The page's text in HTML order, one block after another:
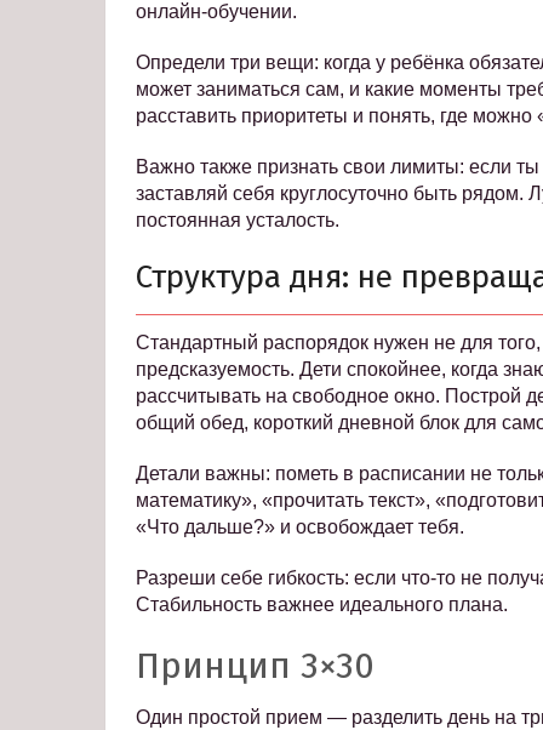
онлайн-обучении.
Определи три вещи: когда у ребёнка
может заниматься сам, и какие моменты
расставить приоритеты и понять, где можно
Важно также признать свои лимиты: если
заставляй себя круглосуточно быть рядом.
постоянная усталость.
Структура дня: не
Стандартный распорядок нужен не для
предсказуемость. Дети спокойнее, когда
рассчитывать на свободное окно. Построй
общий обед, короткий дневной блок для
Детали важны: пометь в расписании не
математику», «прочитать текст»,
«Что дальше?» и освобождает тебя.
Разреши себе гибкость: если что-то не
Стабильность важнее идеального плана.
Принцип 3×30
Один простой прием — разделить день на